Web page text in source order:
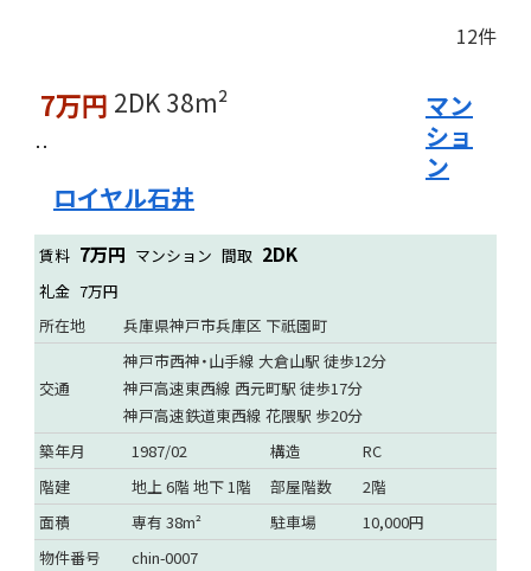
12件
7万円 2DK 38m²
マン
ショ
ン
ロイヤル石井
賃料 7万円 マンション 間取 2DK
礼金 7万円
所在地
兵庫県神戸市兵庫区 下祇園町
交通
神戸市西神・山手線 大倉山駅 徒歩12分
神戸高速東西線 西元町駅 徒歩17分
神戸高速鉄道東西線 花隈駅 歩20分
築年月
1987/02 構造
RC
階建
地上 6階 地下 1階 部屋階数
2階
面積
専有 38m² 駐車場
10,000円
物件番号
chin-0007